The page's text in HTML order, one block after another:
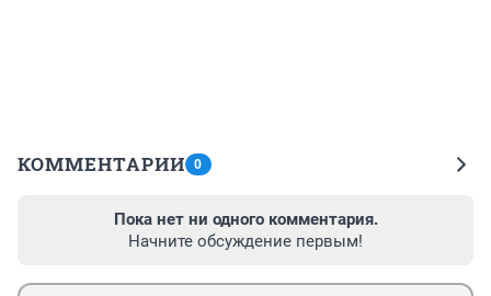
КОММЕНТАРИИ 0
Пока нет ни одного комментария.
Начните обсуждение первым!